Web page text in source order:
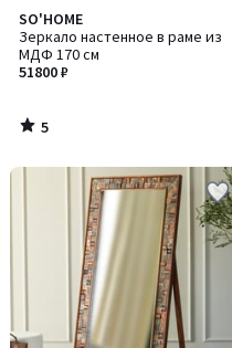
SO'HOME
Зеркало настенное в раме из
МДФ 170 см
51800 ₽
5
/
5
5
/